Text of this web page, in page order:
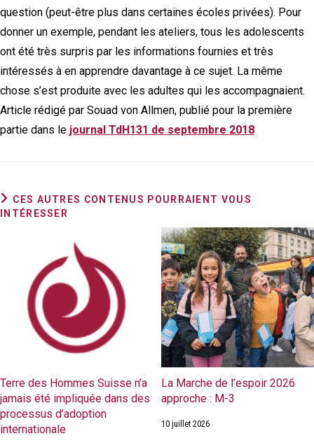
question (peut-être plus dans certaines écoles privées). Pour
donner un exemple, pendant les ateliers, tous les adolescents
ont été très surpris par les informations fournies et très
intéressés à en apprendre davantage à ce sujet. La même
chose s’est produite avec les adultes qui les accompagnaient.
Article rédigé par Souad von Allmen, publié pour la première
partie dans le journal TdH131 de septembre 2018
CES AUTRES CONTENUS POURRAIENT VOUS
INTÉRESSER
Terre des Hommes Suisse n’a
jamais été impliquée dans des
processus d’adoption
internationale
La Marche de l’espoir 2026
approche : M-3
10 juillet 2026